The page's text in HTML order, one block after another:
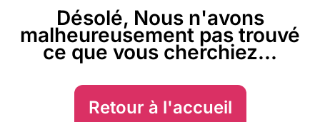
Désolé, Nous n'avons
malheureusement pas trouvé
ce que vous cherchiez...
Retour à l'accueil